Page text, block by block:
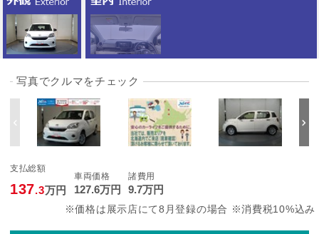
写真でクルマをチェック
支払総額
137.3万円
車両価格
127.6万円
諸費用
9.7万円
※価格は展示店にて8月登録の場合 ※消費税10%込み